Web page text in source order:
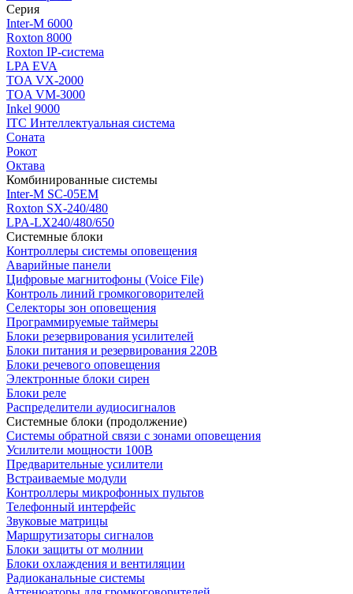
Серия
Inter-M 6000
Roxton 8000
Roxton IP-система
LPA EVA
TOA VX-2000
TOA VM-3000
Inkel 9000
ITC Интеллектуальная система
Соната
Рокот
Октава
Комбинированные системы
Inter-M SC-05EM
Roxton SX-240/480
LPA-LX240/480/650
Системные блоки
Контроллеры системы оповещения
Аварийные панели
Цифровые магнитофоны (Voice File)
Контроль линий громкоговорителей
Селекторы зон оповещения
Программируемые таймеры
Блоки резервирования усилителей
Блоки питания и резервирования 220В
Блоки речевого оповещения
Электронные блоки сирен
Блоки реле
Распределители аудиосигналов
Системные блоки (продолжение)
Системы обратной связи с зонами оповещения
Усилители мощности 100В
Предварительные усилители
Встраиваемые модули
Контроллеры микрофонных пультов
Телефонный интерфейс
Звуковые матрицы
Маршрутизаторы сигналов
Блоки защиты от молнии
Блоки охлаждения и вентиляции
Радиоканальные системы